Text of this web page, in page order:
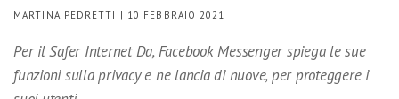
MARTINA PEDRETTI | 10 FEBBRAIO 2021
Per il Safer Internet Da, Facebook Messenger spiega le sue
funzioni sulla privacy e ne lancia di nuove, per proteggere i